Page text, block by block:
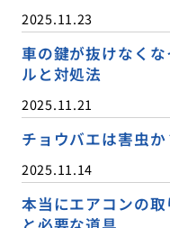
2025.11.23
車の鍵が抜けなく
ルと対処法
2025.11.21
チョウバエは害虫
2025.11.14
本当にエアコンの